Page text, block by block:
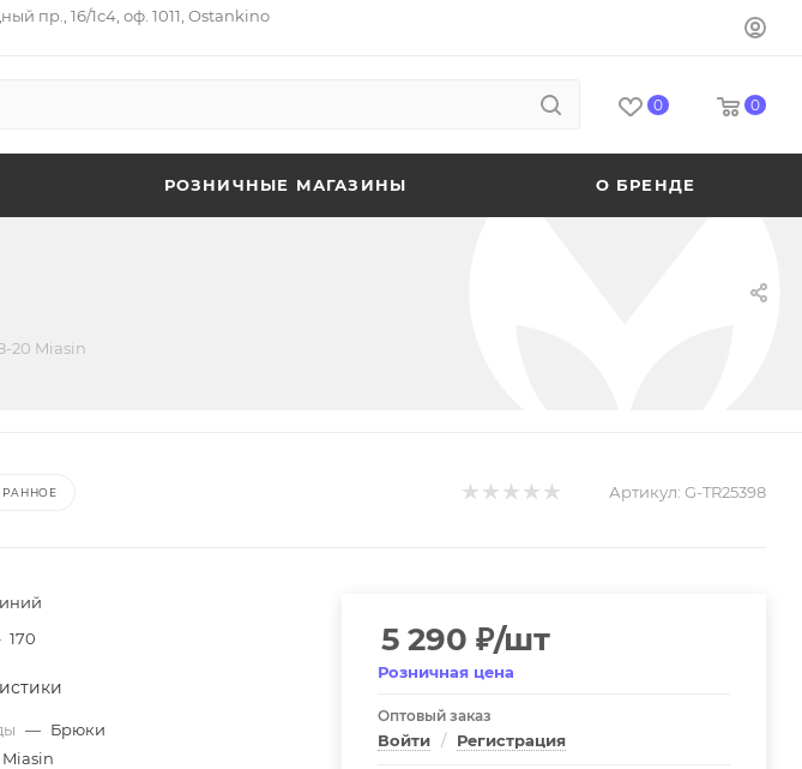
пр., 16/1с4, оф. 1011, Ostankino
0 0
РОЗНИЧНЫЕ МАГАЗИНЫ О БРЕНДЕ
20 Miasin
Артикул: G-TR25398
170
— Брюки
Miasin
5 290 ₽/шт
Розничная цена
Оптовый заказ
Войти / Регистрация